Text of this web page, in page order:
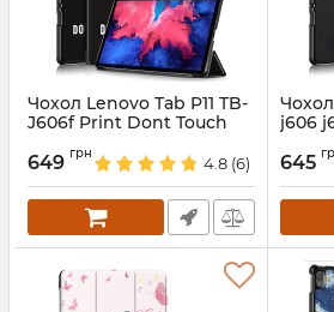
Чохол Lenovo Tab P11 TB-
J606f Print Dont Touch
Артикул: 5227
649 грн
4.8 (6)
j606
645